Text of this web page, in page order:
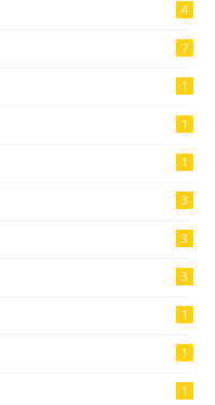
4
7
1
1
1
3
3
3
1
1
1